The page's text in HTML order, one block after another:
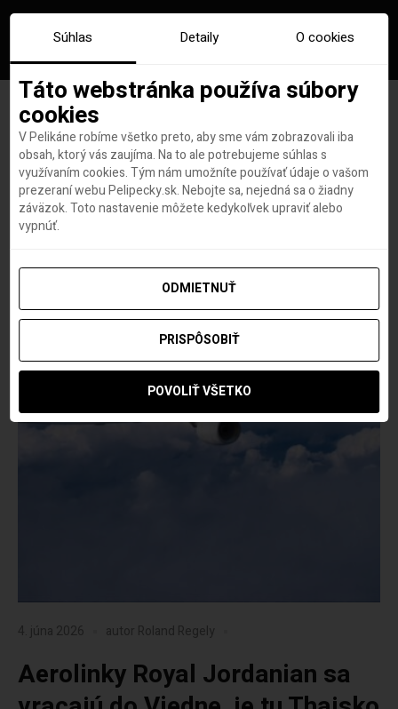
Značka:royal jordanian
4. júna 2026 autor Roland Regely
Aerolinky Royal Jordanian sa
Súhlas Detaily O cookies
Táto webstránka používa súbory
cookies
V Pelikáne robíme všetko preto, aby sme vám zobrazovali iba
obsah, ktorý vás zaujíma. Na to ale potrebujeme súhlas s
využívaním cookies. Tým nám umožníte používať údaje o vašom
prezeraní webu Pelipecky.sk. Nebojte sa, nejedná sa o žiadny
záväzok. Toto nastavenie môžete kedykoľvek upraviť alebo
vypnúť.
ODMIETNUŤ
PRISPÔSOBIŤ
POVOLIŤ VŠETKO